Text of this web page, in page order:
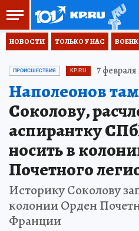
НОВОСТИ ТОЛЬКО У НАС
ПРОИСШЕСТВИЯ KP.RU 7 февраля
Наполеонов
Соколову,
аспирантку
носить в
Почетного
Историку Соколову
колонии Орден
Франции